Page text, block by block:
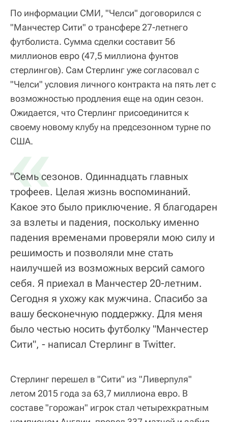
По информации СМИ, "Челси" договорился с
"Манчестер Сити" о трансфере 27-летнего
футболиста. Сумма сделки составит 56
миллионов евро (47,5 миллиона фунтов
стерлингов). Сам Стерлинг уже согласовал с
"Челси" условия личного контракта на пять лет с
возможностью продления еще на один сезон.
Ожидается, что Стерлинг присоединится к
своему новому клубу на предсезонном турне по
США.
«
"Семь сезонов. Одиннадцать главных
трофеев. Целая жизнь воспоминаний.
Какое это было приключение. Я благодарен
за взлеты и падения, поскольку именно
падения временами проверяли мою силу и
решимость и позволяли мне стать
наилучшей из возможных версий самого
себя. Я приехал в Манчестер 20-летним.
Сегодня я ухожу как мужчина. Спасибо за
вашу бесконечную поддержку. Для меня
было честью носить футболку "Манчестер
Сити", - написал Стерлинг в Twitter.
Стерлинг перешел в "Сити" из "Ливерпуля"
летом 2015 года за 63,7 миллиона евро. В
составе "горожан" игрок стал четырехкратным